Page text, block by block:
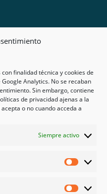
finalidad técnica y cookies de
Analytics. No se recaban
Sin embargo, contiene
de privacidad ajenas a la
o no cuando acceda a
Siempre activo